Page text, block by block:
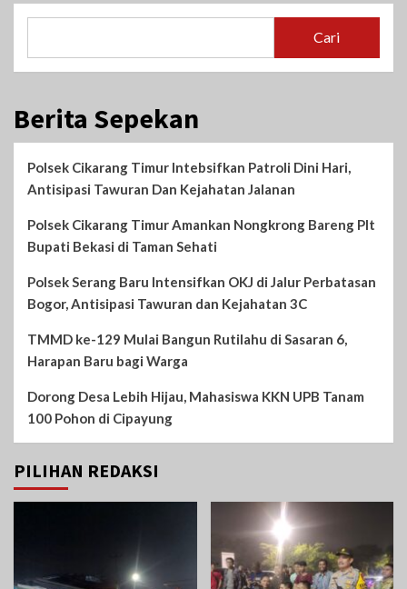
Cari
Berita Sepekan
Polsek Cikarang Timur Intebsifkan Patroli Dini Hari,
Antisipasi Tawuran Dan Kejahatan Jalanan
Polsek Cikarang Timur Amankan Nongkrong Bareng Plt
Bupati Bekasi di Taman Sehati‎
Polsek Serang Baru Intensifkan OKJ di Jalur Perbatasan
Bogor, Antisipasi Tawuran dan Kejahatan 3C
TMMD ke-129 Mulai Bangun Rutilahu di Sasaran 6,
Harapan Baru bagi Warga
Dorong Desa Lebih Hijau, Mahasiswa KKN UPB Tanam
100 Pohon di Cipayung
PILIHAN REDAKSI